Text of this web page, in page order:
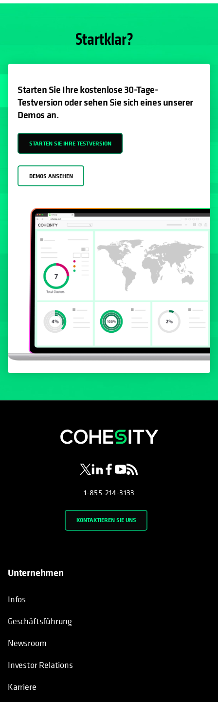
Startklar?
Starten Sie Ihre kostenlose 30-Tage-
Testversion oder sehen Sie sich eines unserer
Demos an.
STARTEN SIE IHRE TESTVERSION
DEMOS ANSEHEN
wird in einer neuen Registerkarte
wird in einer neuen Registerkarte
wird in einer neuen
wird in einer neuen
wird in einer neuen
1-855-214-3133
KONTAKTIEREN SIE UNS
Unternehmen
Infos
Geschäftsführung
Newsroom
Investor Relations
Karriere